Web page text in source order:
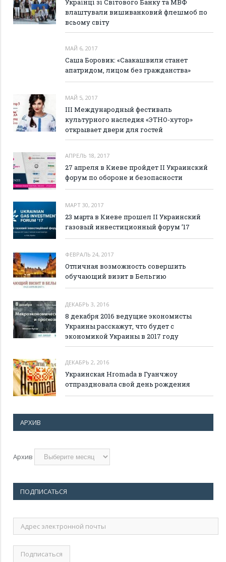
Українці зі Світового Банку та МВФ
влаштували вишиванковий флешмоб по
всьому світу
МАЙ 6, 2017
Саша Боровик: «Саакашвили станет
апатридом, лицом без гражданства»
МАЙ 5, 2017
III Международный фестиваль
культурного наследия «ЭТНО-хутор»
открывает двери для гостей
АПРЕЛЬ 18, 2017
27 апреля в Киеве пройдет II Украинский
форум по обороне и безопасности
МАРТ 30, 2017
23 марта в Киеве прошел II Украинский
газовый инвестиционный форум ’17
ФЕВРАЛЬ 24, 2017
Отличная возможность совершить
обучающий визит в Бельгию
ДЕКАБРЬ 3, 2016
8 декабря 2016 ведущие экономисты
Украины расскажут, что будет с
экономикой Украины в 2017 году
ДЕКАБРЬ 2, 2016
Украинская Hromada в Гуанчжоу
отпраздновала свой день рождения
АРХИВ
Архив
ПОДПИСАТЬСЯ
Адрес
электронной